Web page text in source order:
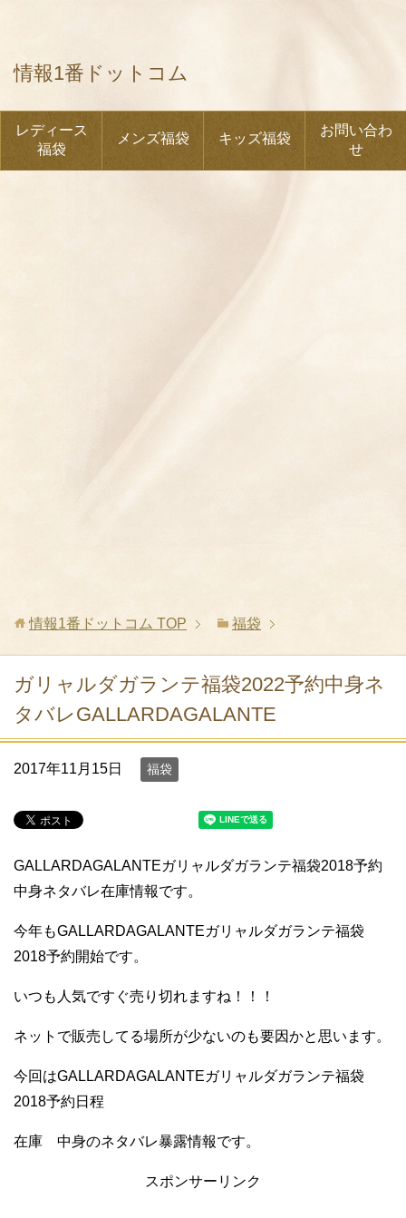
情報1番ドットコム
レディース
福袋
メンズ福袋 キッズ福袋
お問い合わ
せ
情報1番ドットコム TOP 福袋
ガリャルダガランテ福袋2022予約中身ネ
タバレGALLARDAGALANTE
2017年11月15日 福袋
GALLARDAGALANTEガリャルダガランテ福袋2018予約
中身ネタバレ在庫情報です。
今年もGALLARDAGALANTEガリャルダガランテ福袋
2018予約開始です。
いつも人気ですぐ売り切れますね！！！
ネットで販売してる場所が少ないのも要因かと思います。
今回はGALLARDAGALANTEガリャルダガランテ福袋
2018予約日程
在庫 中身のネタバレ暴露情報です。
スポンサーリンク